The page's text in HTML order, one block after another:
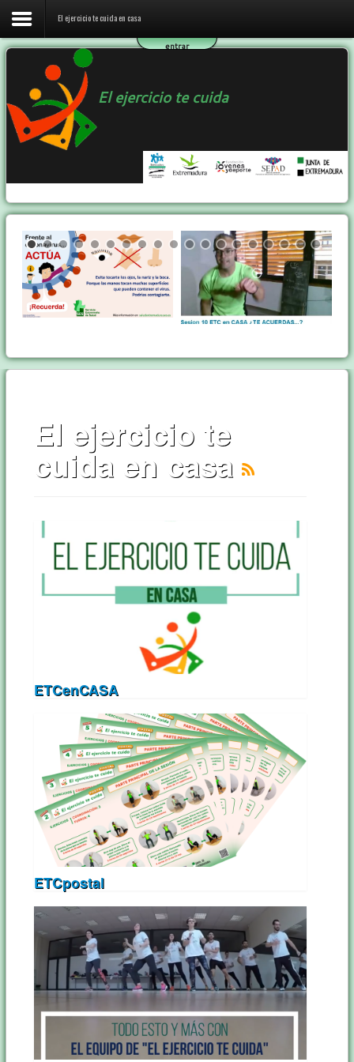
El ejercicio te cuida en casa
El programa ETC
Ejercicio y Salud
Contactar
El ejercicio te cuida en casa
entrar
El ejercicio te cuida
El ejercicio te
cuida en casa
ETCenCASA
ETCpostal